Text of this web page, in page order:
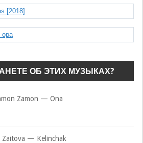
[2018]
ОБ ЭТИХ МУЗЫКАХ?
Zamon — Ona
Zaitova — Kelinchak